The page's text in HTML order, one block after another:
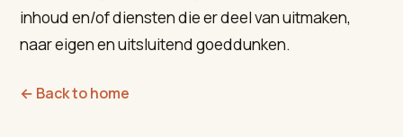
inhoud en/of diensten die er deel van uitmaken,
naar eigen en uitsluitend goeddunken.
← Back to home